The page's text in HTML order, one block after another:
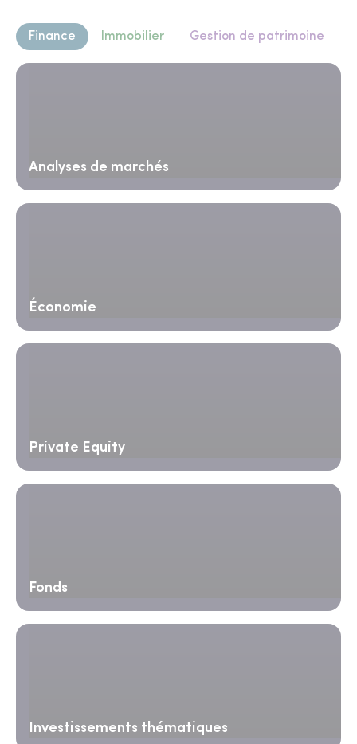
Finance Immobilier Gestion de patrimoine
Analyses de marchés
Économie
Private Equity
Fonds
Investissements thématiques